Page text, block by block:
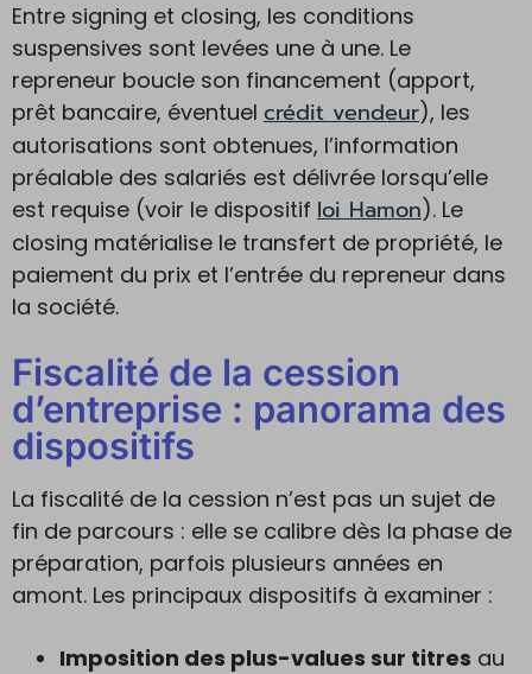
Entre signing et closing, les conditions
suspensives sont levées une à une. Le
repreneur boucle son financement (apport,
prêt bancaire, éventuel crédit vendeur), les
autorisations sont obtenues, l’information
préalable des salariés est délivrée lorsqu’elle
est requise (voir le dispositif loi Hamon). Le
closing matérialise le transfert de propriété, le
paiement du prix et l’entrée du repreneur dans
la société.
Fiscalité de la cession
d’entreprise : panorama des
dispositifs
La fiscalité de la cession n’est pas un sujet de
fin de parcours : elle se calibre dès la phase de
préparation, parfois plusieurs années en
amont. Les principaux dispositifs à examiner :
Imposition des plus-values sur titres au